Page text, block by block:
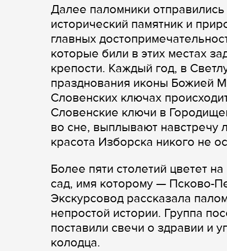
Далее паломники
исторический памятник и
главных
которые били в этих местах
крепости. Каждый год, в
празднования иконы Божией
Словенских ключах
Словенские ключи в
во сне, выплывают
красота Изборска никого не
Более пяти столетий цветет
сад, имя которому — Псково-
Экскурсовод рассказала
непростой истории. Группа
поставили свечи о здравии и
колодца.